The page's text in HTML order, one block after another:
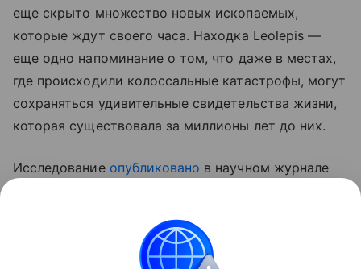
еще скрыто множество новых ископаемых,
которые ждут своего часа. Находка Leolepis —
еще одно напоминание о том, что даже в местах,
где происходили колоссальные катастрофы, могут
сохраняться удивительные свидетельства жизни,
которая существовала за миллионы лет до них.
Исследование опубликовано в научном журнале
рассказывала
ископаемой рыбы учеными из Санкт-Петербурга.